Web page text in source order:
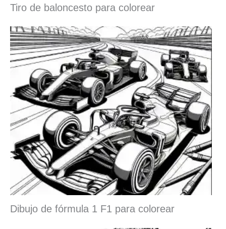
Tiro de baloncesto para colorear
Dibujo de fórmula 1 F1 para colorear